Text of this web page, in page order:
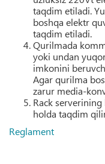
taqdim etiladi.
boshqa elektr
taqdim etiladi.
Qurilmada
yoki undan
imkonini
Agar qurilma
zarur media-
Rack
holda taqdim
Reglament